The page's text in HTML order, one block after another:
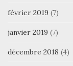
février 2019 (7)
janvier 2019 (7)
décembre 2018 (4)